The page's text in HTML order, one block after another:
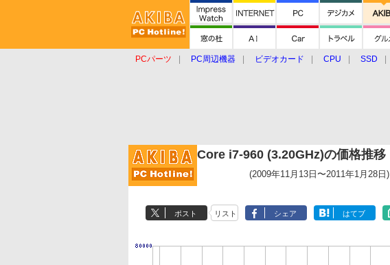
PCパーツ PC周辺機器 ビデオカード CPU SSD
Core i7-960 (3.20GHz)の価格推移
(2009年11月13日〜2011年1月28日)
ポスト リスト シェア はてブ